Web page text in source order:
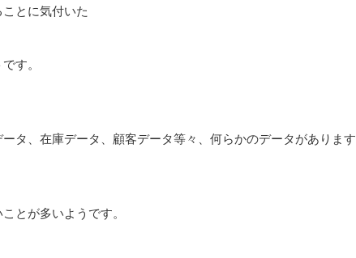
とに気付いた
す。
タ、在庫データ、顧客データ等々、何らかのデータがあります
とが多いようです。